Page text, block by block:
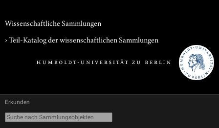
Wissenschaftliche Sammlungen
› Teil-Katalog der wissenschaftlichen Sammlungen
Erkunden